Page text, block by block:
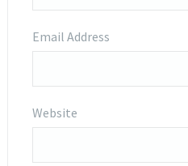
Email Address
Website